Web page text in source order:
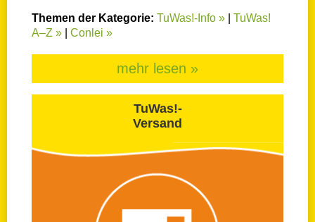
Themen der Kategorie: TuWas!-Info »
TuWas!
A–Z »
Conlei »
mehr lesen »
TuWas!-
Versand